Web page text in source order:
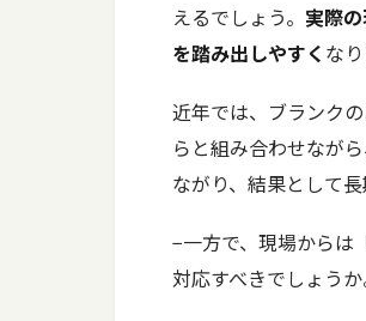
えるでしょう。 実際
を踏み出しやすく なり
近年では、ブランク
らと組み合わせなが
ながり、結果として
−一方で、現場からは
対応すべきでしょうか